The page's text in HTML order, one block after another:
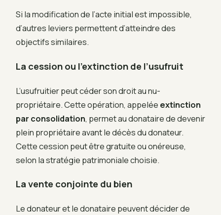
Si la modification de l’acte initial est impossible,
d’autres leviers permettent d’atteindre des
objectifs similaires.
La cession ou l’extinction de l’usufruit
L’usufruitier peut céder son droit au nu-
propriétaire. Cette opération, appelée extinction
par consolidation, permet au donataire de devenir
plein propriétaire avant le décès du donateur.
Cette cession peut être gratuite ou onéreuse,
selon la stratégie patrimoniale choisie.
La vente conjointe du bien
Le donateur et le donataire peuvent décider de